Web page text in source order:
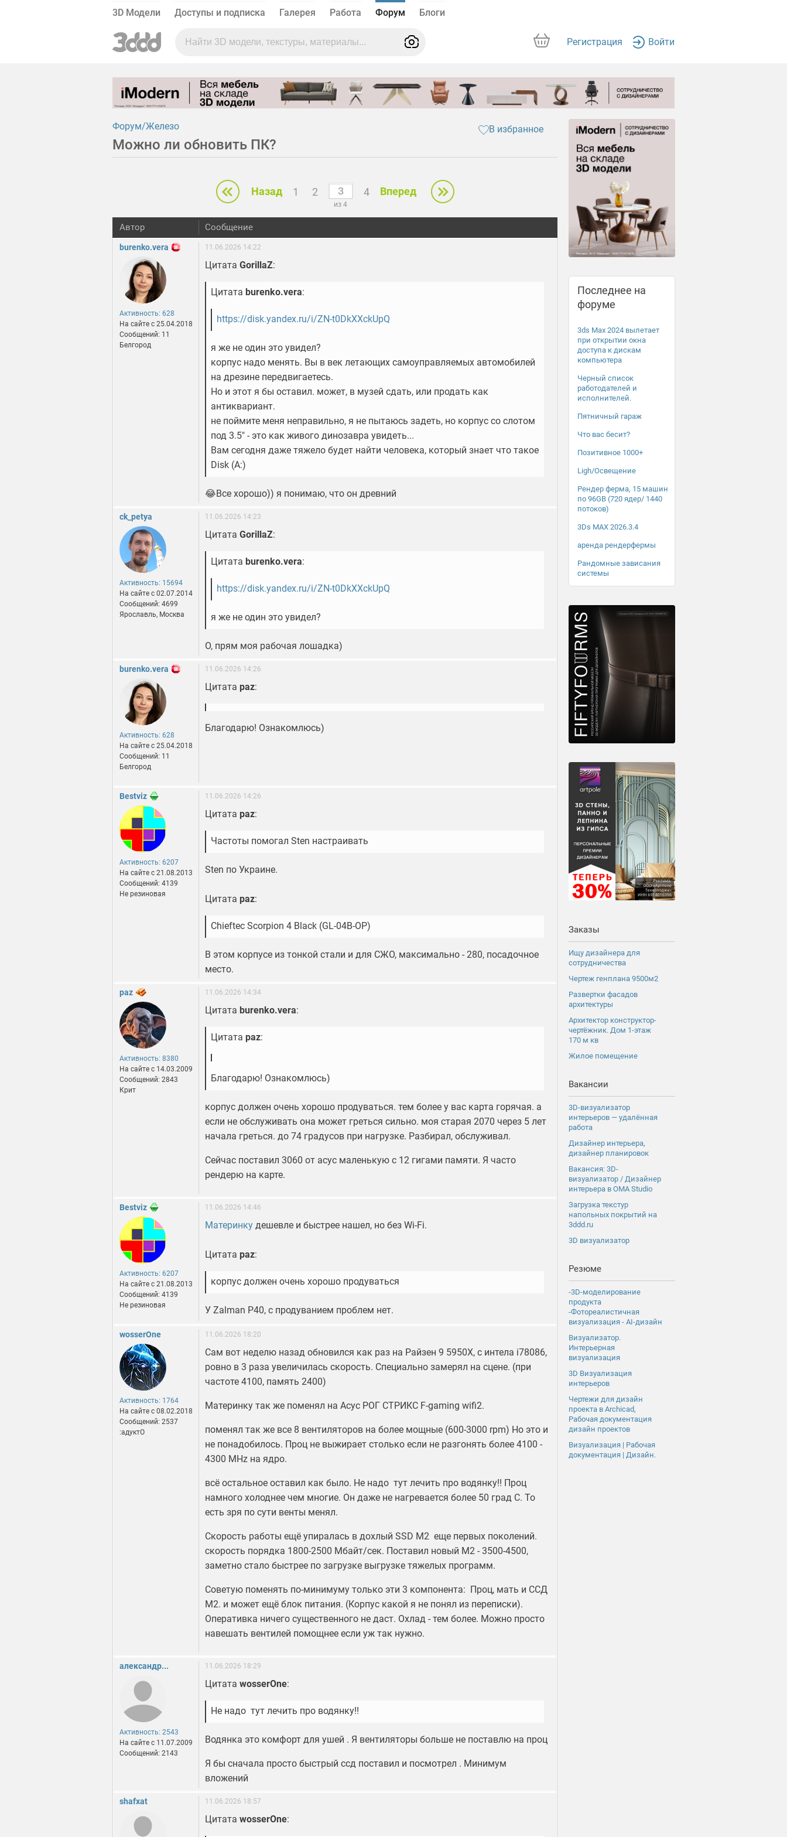
3D Модели Доступы и подписка Галерея Работа Форум Блоги
Регистрация Войти
Форум Железо В избранное
Можно ли обновить ПК?
Назад 1 2
из 4
4 Вперед
Автор Сообщение
burenko.vera
Активность: 628
На сайте c 25.04.2018
Сообщений: 11
Белгород
11.06.2026 14:22
Цитата GorillaZ:
Цитата burenko.vera:
https://disk.yandex.ru/i/ZN-t0DkXXckUpQ
я же не один это увидел?
корпус надо менять. Вы в век летающих самоуправляемых автомобилей
на дрезине передвигаетесь.
Но и этот я бы оставил. может, в музей сдать, или продать как
антиквариант.
не поймите меня неправильно, я не пытаюсь задеть, но корпус со слотом
под 3.5" - это как живого динозавра увидеть...
Вам сегодня даже тяжело будет найти человека, который знает что такое
Disk (A:)
😂Все хорошо)) я понимаю, что он древний
ck_petya
Активность: 15694
На сайте c 02.07.2014
Сообщений: 4699
Ярославль, Москва
11.06.2026 14:23
Цитата GorillaZ:
Цитата burenko.vera:
https://disk.yandex.ru/i/ZN-t0DkXXckUpQ
я же не один это увидел?
О, прям моя рабочая лошадка)
burenko.vera
Активность: 628
На сайте c 25.04.2018
Сообщений: 11
Белгород
11.06.2026 14:26
Цитата paz:
Благодарю! Ознакомлюсь)
Bestviz
Активность: 6207
На сайте c 21.08.2013
Сообщений: 4139
Не резиновая
11.06.2026 14:26
Цитата paz:
Частоты помогал Sten настраивать
Sten по Украине.
Цитата paz:
Chieftec Scorpion 4 Black (GL-04B-OP)
В этом корпусе из тонкой стали и для СЖО, максимально - 280, посадочное
место.
paz
Активность: 8380
На сайте c 14.03.2009
Сообщений: 2843
Крит
11.06.2026 14:34
Цитата burenko.vera:
Цитата paz:
Благодарю! Ознакомлюсь)
корпус должен очень хорошо продуваться. тем более у вас карта горячая. а
если не обслуживать она может греться сильно. моя старая 2070 через 5 лет
начала греться. до 74 градусов при нагрузке. Разбирал, обслуживал.
Сейчас поставил 3060 от асус маленькую с 12 гигами памяти. Я часто
рендерю на карте.
Bestviz
Активность: 6207
На сайте c 21.08.2013
Сообщений: 4139
Не резиновая
11.06.2026 14:46
Материнку дешевле и быстрее нашел, но без Wi-Fi.
Цитата paz:
корпус должен очень хорошо продуваться
У Zalman P40, с продуванием проблем нет.
wosserOne
Активность: 1764
На сайте c 08.02.2018
Сообщений: 2537
:адуктО
11.06.2026 18:20
Сам вот неделю назад обновился как раз на Райзен 9 5950Х, с интела i78086,
ровно в 3 раза увеличилась скорость. Специально замерял на сцене. (при
частоте 4100, память 2400)
Материнку так же поменял на Асус РОГ СТРИКС F-gaming wifi2.
поменял так же все 8 вентиляторов на более мощные (600-3000 rpm) Но это и
не понадобилось. Проц не выжирает столько если не разгонять более 4100 -
4300 MHz на ядро.
всё остальное оставил как было. Не надо тут лечить про водянку!! Проц
намного холоднее чем многие. Он даже не нагревается более 50 град С. То
есть зря по сути венты менял.
Скорость работы ещё упиралась в дохлый SSD M2 еще первых поколений.
скорость порядка 1800-2500 Мбайт/сек. Поставил новый М2 - 3500-4500,
заметно стало быстрее по загрузке выгрузке тяжелых программ.
Советую поменять по-минимуму только эти 3 компонента: Проц, мать и ССД
М2. и может ещё блок питания. (Корпус какой я не понял из переписки).
Оперативка ничего существенного не даст. Охлад - тем более. Можно просто
навешать вентилей помощнее если уж так нужно.
александр...
Активность: 2543
На сайте c 11.07.2009
Сообщений: 2143
11.06.2026 18:29
Цитата wosserOne:
Не надо тут лечить про водянку!!
Водянка это комфорт для ушей . Я вентиляторы больше не поставлю на проц
Я бы сначала просто быстрый ссд поставил и посмотрел . Минимум
вложений
shafxat 11.06.2026 18:57
Цитата wosserOne:
Последнее на
форуме
3ds Max 2024 вылетает
при открытии окна
доступа к дискам
компьютера
Черный список
работодателей и
исполнителей.
Пятничный гараж
Что вас бесит?
Позитивное 1000+
Ligh/Освещение
Рендер ферма, 15 машин
по 96GB (720 ядер/ 1440
потоков)
3Ds MAX 2026.3.4
аренда рендерфермы
Рандомные зависания
системы
Заказы
Ищу дизайнера для
сотрудничества
Чертеж генплана 9500м2
Развертки фасадов
архитектуры
Архитектор конструктор-
чертёжник. Дом 1-этаж
170 м кв
Жилое помещение
Вакансии
3D-визуализатор
интерьеров — удалённая
работа
Дизайнер интерьера,
дизайнер планировок
Вакансия: 3D-
визуализатор / Дизайнер
интерьера в OMA Studio
Загрузка текстур
напольных покрытий на
3ddd.ru
3D визуализатор
Резюме
-3D-моделирование
продукта
-Фотореалистичная
визуализация - AI-дизайн
Визуализатор.
Интерьерная
визуализация
3D Визуализация
интерьеров
Чертежи для дизайн
проекта в Archicad,
Рабочая документация
дизайн проектов
Визуализация | Рабочая
документация | Дизайн.